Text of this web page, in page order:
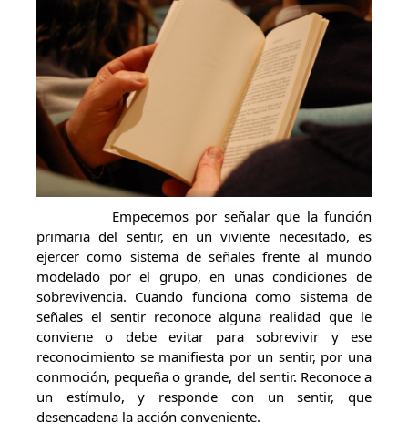
Empecemos por señalar que la función
primaria del sentir, en un viviente necesitado, es
ejercer como sistema de señales frente al mundo
modelado por el grupo, en unas condiciones de
sobrevivencia. Cuando funciona como sistema de
señales el sentir reconoce alguna realidad que le
conviene o debe evitar para sobrevivir y ese
reconocimiento se manifiesta por un sentir, por una
conmoción, pequeña o grande, del sentir. Reconoce a
un estímulo, y responde con un sentir, que
desencadena la acción conveniente.